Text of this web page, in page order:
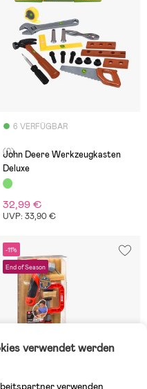
6 VERFÜGBAR
(0)
John Deere Werkzeugkasten
Deluxe
32,99 €
UVP: 33,90 €
-11%
End of Season
verwendet werden
verwenden